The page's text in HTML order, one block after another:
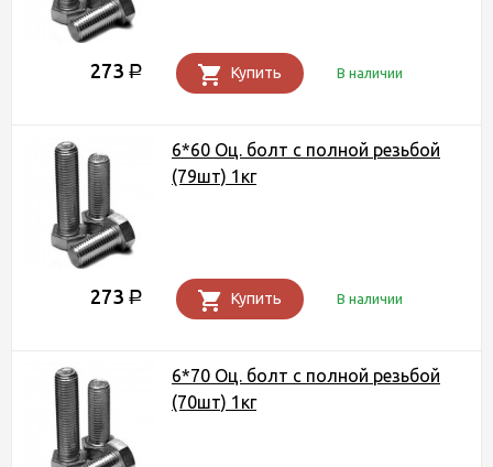
273 Р Купить В наличии
6*60 Оц. болт с полной резьбой
(79шт) 1кг
273 Р Купить В наличии
6*70 Оц. болт с полной резьбой
(70шт) 1кг